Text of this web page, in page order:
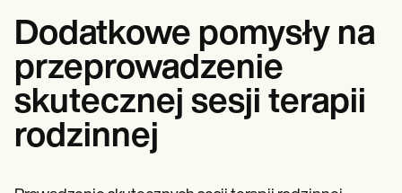
Dodatkowe pomysły na
przeprowadzenie
skutecznej sesji terapii
rodzinnej